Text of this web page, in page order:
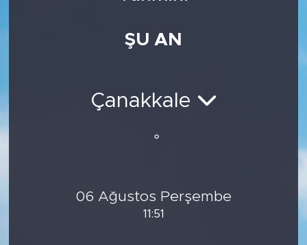
ŞU AN
Çanakkale
°
06 Ağustos Perşembe
11:51
Foto Galeri